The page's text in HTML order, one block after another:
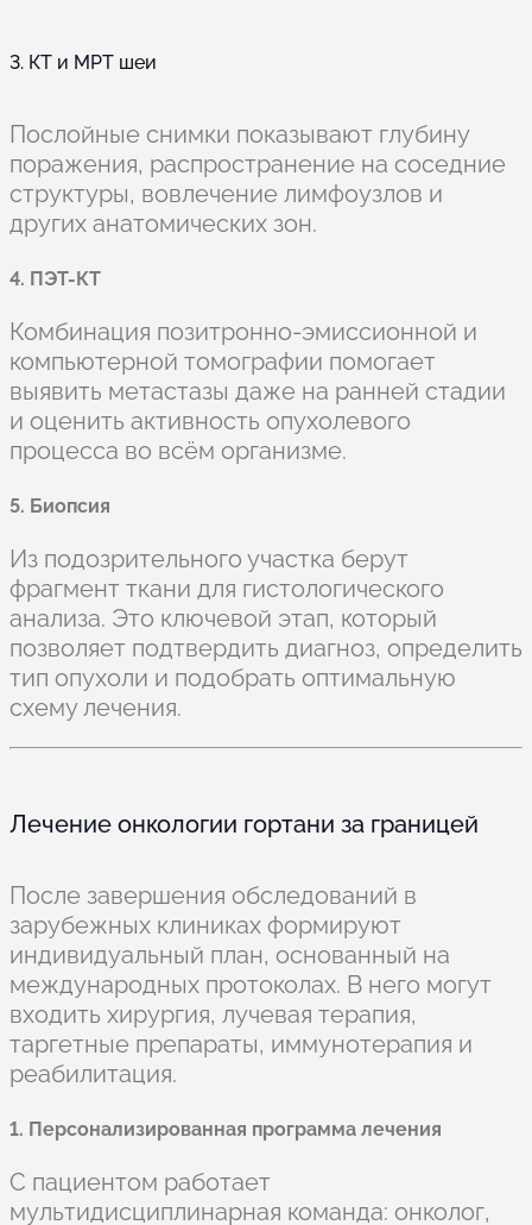
3. КТ и МРТ шеи
Послойные снимки показывают глубину
поражения, распространение на соседние
структуры, вовлечение лимфоузлов и
других анатомических зон.
4. ПЭТ-КТ
Комбинация позитронно-эмиссионной и
компьютерной томографии помогает
выявить метастазы даже на ранней стадии
и оценить активность опухолевого
процесса во всём организме.
5. Биопсия
Из подозрительного участка берут
фрагмент ткани для гистологического
анализа. Это ключевой этап, который
позволяет подтвердить диагноз, определить
тип опухоли и подобрать оптимальную
схему лечения.
Лечение онкологии гортани за границей
После завершения обследований в
зарубежных клиниках формируют
индивидуальный план, основанный на
международных протоколах. В него могут
входить хирургия, лучевая терапия,
таргетные препараты, иммунотерапия и
реабилитация.
1. Персонализированная программа лечения
С пациентом работает
мультидисциплинарная команда: онколог,